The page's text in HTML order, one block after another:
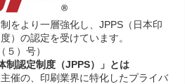
をより一層強化し、JPPS（日本印
）の認定を受けています。
５）号）
制認定制度（JPPS）」とは
催の、印刷業界に特化したプライバ